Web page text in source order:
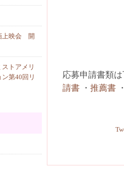
応募申請書類
請書 ・ 推薦書
上映会 開
トアメリ
第40回リ